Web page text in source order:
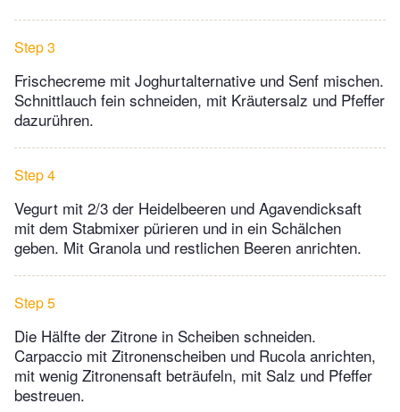
Step 3
Frischecreme mit Joghurtalternative und Senf mischen.
Schnittlauch fein schneiden, mit Kräutersalz und Pfeffer
dazurühren.
Step 4
Vegurt mit 2/3 der Heidelbeeren und Agavendicksaft
mit dem Stabmixer pürieren und in ein Schälchen
geben. Mit Granola und restlichen Beeren anrichten.
Step 5
Die Hälfte der Zitrone in Scheiben schneiden.
Carpaccio mit Zitronenscheiben und Rucola anrichten,
mit wenig Zitronensaft beträufeln, mit Salz und Pfeffer
bestreuen.